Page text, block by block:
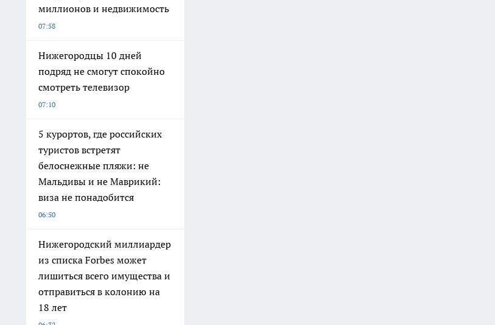
миллионов и недвижимость
07:58
Нижегородцы 10 дней
подряд не смогут спокойно
смотреть телевизор
07:10
5 курортов, где российских
туристов встретят
белоснежные пляжи: не
Мальдивы и не Маврикий:
виза не понадобится
06:50
Нижегородский миллиардер
из списка Forbes может
лишиться всего имущества и
отправиться в колонию на
18 лет